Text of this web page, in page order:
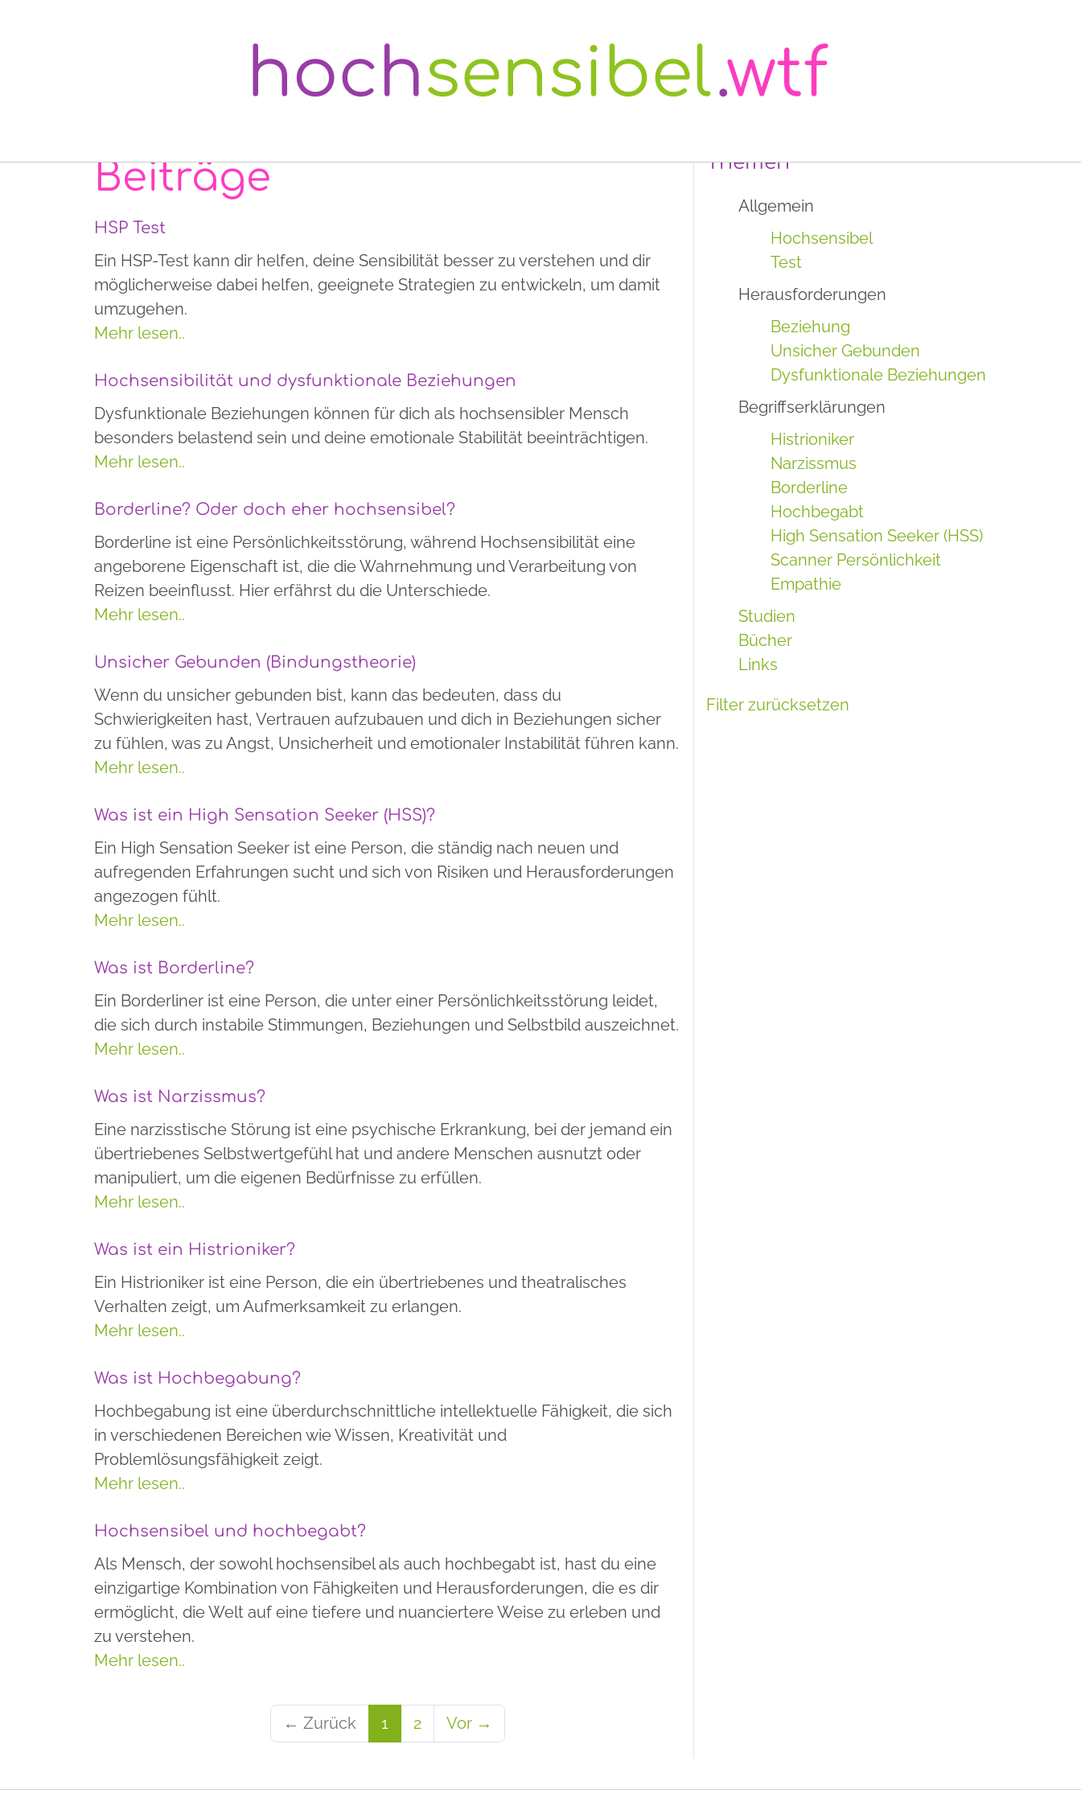
Beiträge
HSP Test
Ein HSP-Test kann dir helfen, deine Sensibilität besser zu verstehen und dir
möglicherweise dabei helfen, geeignete Strategien zu entwickeln, um damit
umzugehen.
Mehr lesen..
Hochsensibilität und dysfunktionale Beziehungen
Dysfunktionale Beziehungen können für dich als hochsensibler Mensch
besonders belastend sein und deine emotionale Stabilität beeinträchtigen.
Mehr lesen..
Borderline? Oder doch eher hochsensibel?
Borderline ist eine Persönlichkeitsstörung, während Hochsensibilität eine
angeborene Eigenschaft ist, die die Wahrnehmung und Verarbeitung von
Reizen beeinflusst. Hier erfährst du die Unterschiede.
Mehr lesen..
Unsicher Gebunden (Bindungstheorie)
Wenn du unsicher gebunden bist, kann das bedeuten, dass du
Schwierigkeiten hast, Vertrauen aufzubauen und dich in Beziehungen sicher
zu fühlen, was zu Angst, Unsicherheit und emotionaler Instabilität führen kann.
Mehr lesen..
Was ist ein High Sensation Seeker (HSS)?
Ein High Sensation Seeker ist eine Person, die ständig nach neuen und
aufregenden Erfahrungen sucht und sich von Risiken und Herausforderungen
angezogen fühlt.
Mehr lesen..
Was ist Borderline?
Ein Borderliner ist eine Person, die unter einer Persönlichkeitsstörung leidet,
die sich durch instabile Stimmungen, Beziehungen und Selbstbild auszeichnet.
Mehr lesen..
Was ist Narzissmus?
Eine narzisstische Störung ist eine psychische Erkrankung, bei der jemand ein
übertriebenes Selbstwertgefühl hat und andere Menschen ausnutzt oder
manipuliert, um die eigenen Bedürfnisse zu erfüllen.
Mehr lesen..
Was ist ein Histrioniker?
Ein Histrioniker ist eine Person, die ein übertriebenes und theatralisches
Verhalten zeigt, um Aufmerksamkeit zu erlangen.
Mehr lesen..
Was ist Hochbegabung?
Hochbegabung ist eine überdurchschnittliche intellektuelle Fähigkeit, die sich
in verschiedenen Bereichen wie Wissen, Kreativität und
Problemlösungsfähigkeit zeigt.
Mehr lesen..
Hochsensibel und hochbegabt?
Als Mensch, der sowohl hochsensibel als auch hochbegabt ist, hast du eine
einzigartige Kombination von Fähigkeiten und Herausforderungen, die es dir
ermöglicht, die Welt auf eine tiefere und nuanciertere Weise zu erleben und
zu verstehen.
Mehr lesen..
← Zurück 1 (aktuell)
2 Vor →
Themen
Allgemein
Hochsensibel
Test
Herausforderungen
Beziehung
Unsicher Gebunden
Dysfunktionale Beziehungen
Begriffserklärungen
Histrioniker
Narzissmus
Borderline
Hochbegabt
High Sensation Seeker (HSS)
Scanner Persönlichkeit
Empathie
Studien
Bücher
Links
Filter zurücksetzen